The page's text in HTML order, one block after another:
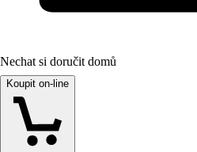
Nechat si doručit domů
Koupit on-line